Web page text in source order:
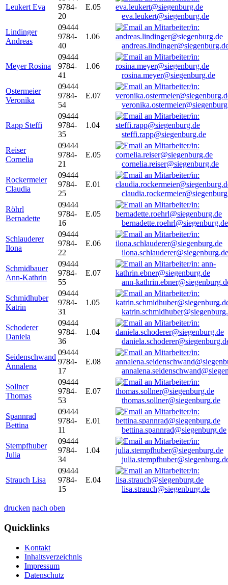
Leukert Eva
9784-
20
E.05
eva.leukert@siegenburg.de
Lindinger
Andreas
09444
9784-
40
1.06
Meyer Rosina
09444
9784-
41
1.06
rosina.meyer@siegenburg.de
Ostermeier
Veronika
09444
9784-
54
E.07
Rapp Steffi
09444
9784-
35
1.04
steffi.rapp@siegenburg.de
Reiser
Cornelia
09444
9784-
21
E.05
cornelia.reiser@siegenburg.de
Rockermeier
Claudia
09444
9784-
25
E.01
Röhrl
Bernadette
09444
9784-
16
E.05
bernadette.roehrl@siegenburg.de
Schlauderer
Ilona
09444
9784-
22
E.06
ilona.schlauderer@siegenburg.de
Schmidbauer
Ann-Kathrin
09444
9784-
55
E.07
ann-
Schmidhuber
Katrin
09444
9784-
31
1.05
Schoderer
Daniela
09444
9784-
36
1.04
Seidenschwand
Annalena
09444
9784-
17
E.08
Sollner
Thomas
09444
9784-
53
E.07
thomas.sollner@siegenburg.de
Spannrad
Bettina
09444
9784-
11
E.01
bettina.spannrad@siegenburg.de
Stempfhuber
Julia
09444
9784-
34
1.04
Strauch Lisa
09444
9784-
15
E.04
lisa.strauch@siegenburg.de
drucken nach oben
Quicklinks
Kontakt
Inhaltsverzeichnis
Impressum
Datenschutz